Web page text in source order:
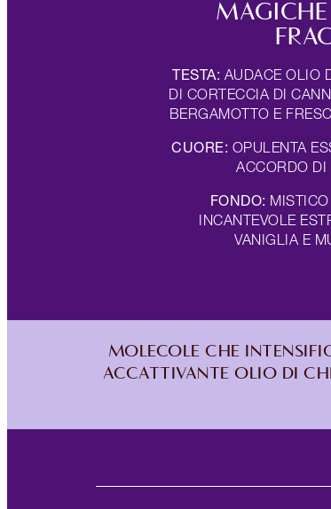
MAGICHE
TESTA: AUDACE OLIO
DI CORTECCIA DI
BERGAMOTTO E
CUORE: OPULENTA
ACCORDO DI
FONDO:
INCANTEVOLE
VANIGLIA E
MOLECOLE CHE
ACCATTIVANTE OLIO DI